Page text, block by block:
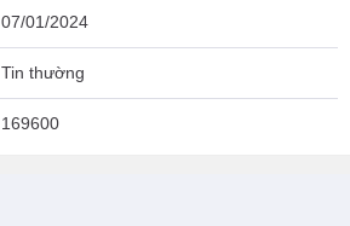
07/01/2024
Tin thường
169600